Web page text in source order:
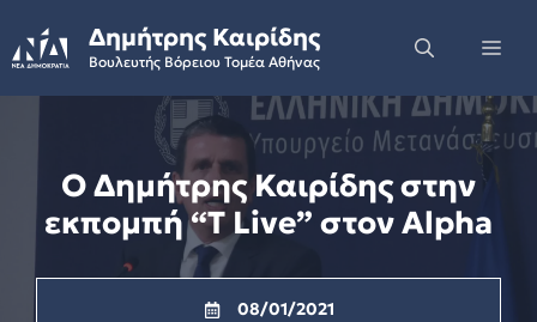
to
content
Δημήτρης Καιρίδης
Βουλευτής Βόρειου Τομέα Αθήνας
Ο Δημήτρης Καιρίδης στην
εκπομπή “T Live” στον Alpha
08/01/2021